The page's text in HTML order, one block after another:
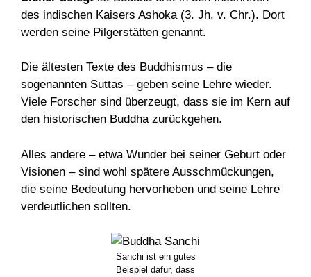
des indischen Kaisers Ashoka (3. Jh. v. Chr.). Dort
werden seine Pilgerstätten genannt.
Die ältesten Texte des Buddhismus – die
sogenannten Suttas – geben seine Lehre wieder.
Viele Forscher sind überzeugt, dass sie im Kern auf
den historischen Buddha zurückgehen.
Alles andere – etwa Wunder bei seiner Geburt oder
Visionen – sind wohl spätere Ausschmückungen,
die seine Bedeutung hervorheben und seine Lehre
verdeutlichen sollten.
Sanchi ist ein gutes
Beispiel dafür, dass